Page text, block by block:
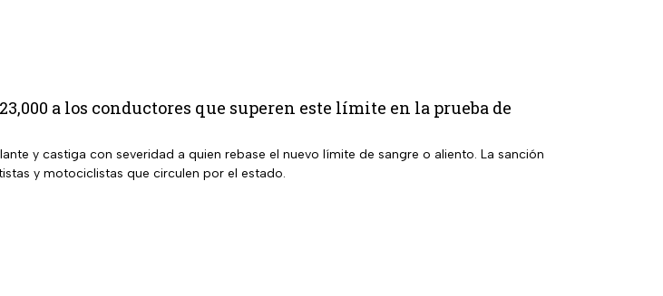
a los conductores que superen este límite en la prueba de
y castiga con severidad a quien rebase el nuevo límite de sangre o aliento. La sanción
y motociclistas que circulen por el estado.